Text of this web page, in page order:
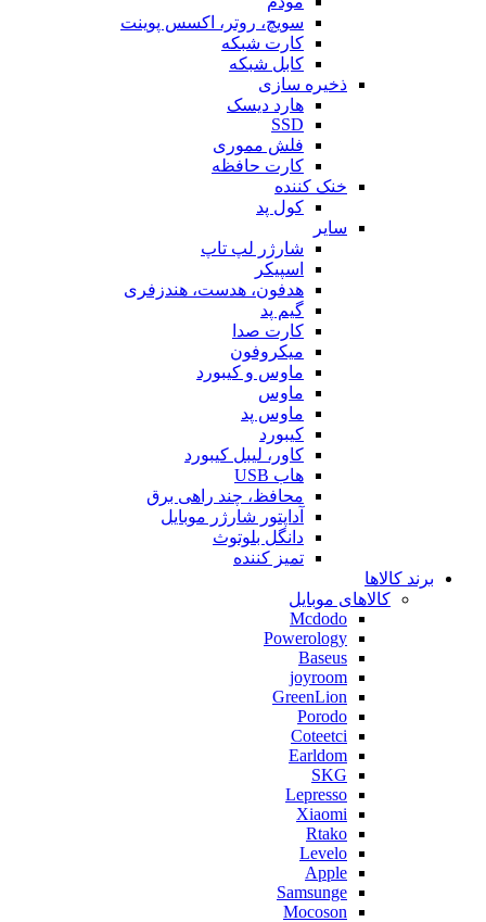
سویچ، روتر، اکسس پوینت
کارت شبکه
کابل شبکه
ذخیره سازی
هارد دیسک
SSD
فلش مموری
کارت حافظه
خنک کننده
کول پد
سایر
شارژر لپ تاپ
اسپیکر
هدفون، هدست، هندزفری
گیم پد
کارت صدا
میکروفون
ماوس و کیبورد
ماوس
ماوس پد
کیبورد
کاور، لیبل کیبورد
هاب USB
محافظ، چند راهی برق
آداپتور شارژر موبایل
دانگل بلوتوث
تمیز کننده
برند کالاها
کالاهای موبایل
Mcdodo
Powerology
Baseus
joyroom
GreenLion
Porodo
Coteetci
Earldom
SKG
Lepresso
Xiaomi
Rtako
Levelo
Apple
Samsunge
Mocoson